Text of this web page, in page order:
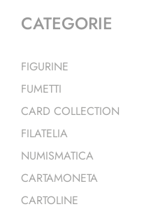
CATEGORIE
FIGURINE
FUMETTI
CARD COLLECTION
FILATELIA
NUMISMATICA
CARTAMONETA
CARTOLINE